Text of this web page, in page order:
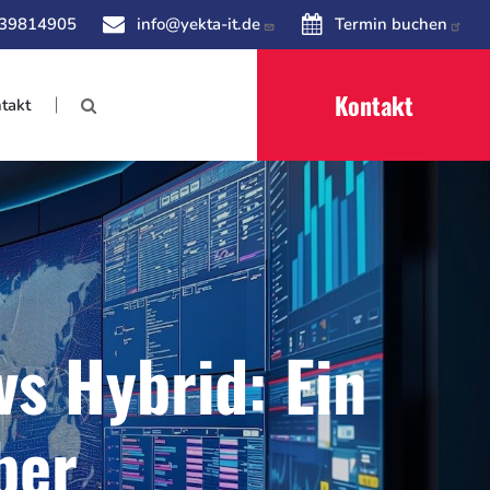
info@yekta-it.de Termin buchen
Kontakt
Hybrid: Ein